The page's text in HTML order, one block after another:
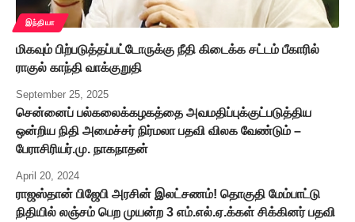
இந்தியா
மிகவும் பிற்படுத்தப்பட்டோருக்கு நீதி கிடைக்க சட்டம் பீகாரில்
ராகுல் காந்தி வாக்குறுதி
September 25, 2025
சென்னைப் பல்கலைக்கழகத்தை அவமதிப்புக்குட்படுத்திய
ஒன்றிய நிதி அமைச்சர் நிர்மலா பதவி விலக வேண்டும் –
பேராசிரியர்.மு. நாகநாதன்
April 20, 2024
ராஜஸ்தான் பிஜேபி அரசின் இலட்சணம்! தொகுதி மேம்பாட்டு
நிதியில் லஞ்சம் பெற முயன்ற 3 எம்.எல்.ஏ.க்கள் சிக்கினர் பதவி